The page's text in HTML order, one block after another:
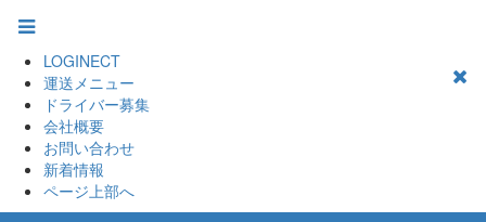
LOGINECT
運送メニュー
ドライバー募集
会社概要
お問い合わせ
新着情報
ページ上部へ